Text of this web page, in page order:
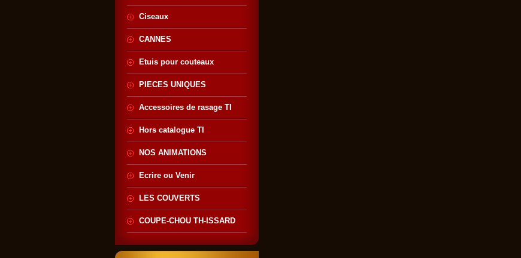
Ciseaux
CANNES
Etuis pour couteaux
PIECES UNIQUES
Accessoires de rasage TI
Hors catalogue TI
NOS ANIMATIONS
Ecrire ou Venir
LES COUVERTS
COUPE-CHOU TH-ISSARD